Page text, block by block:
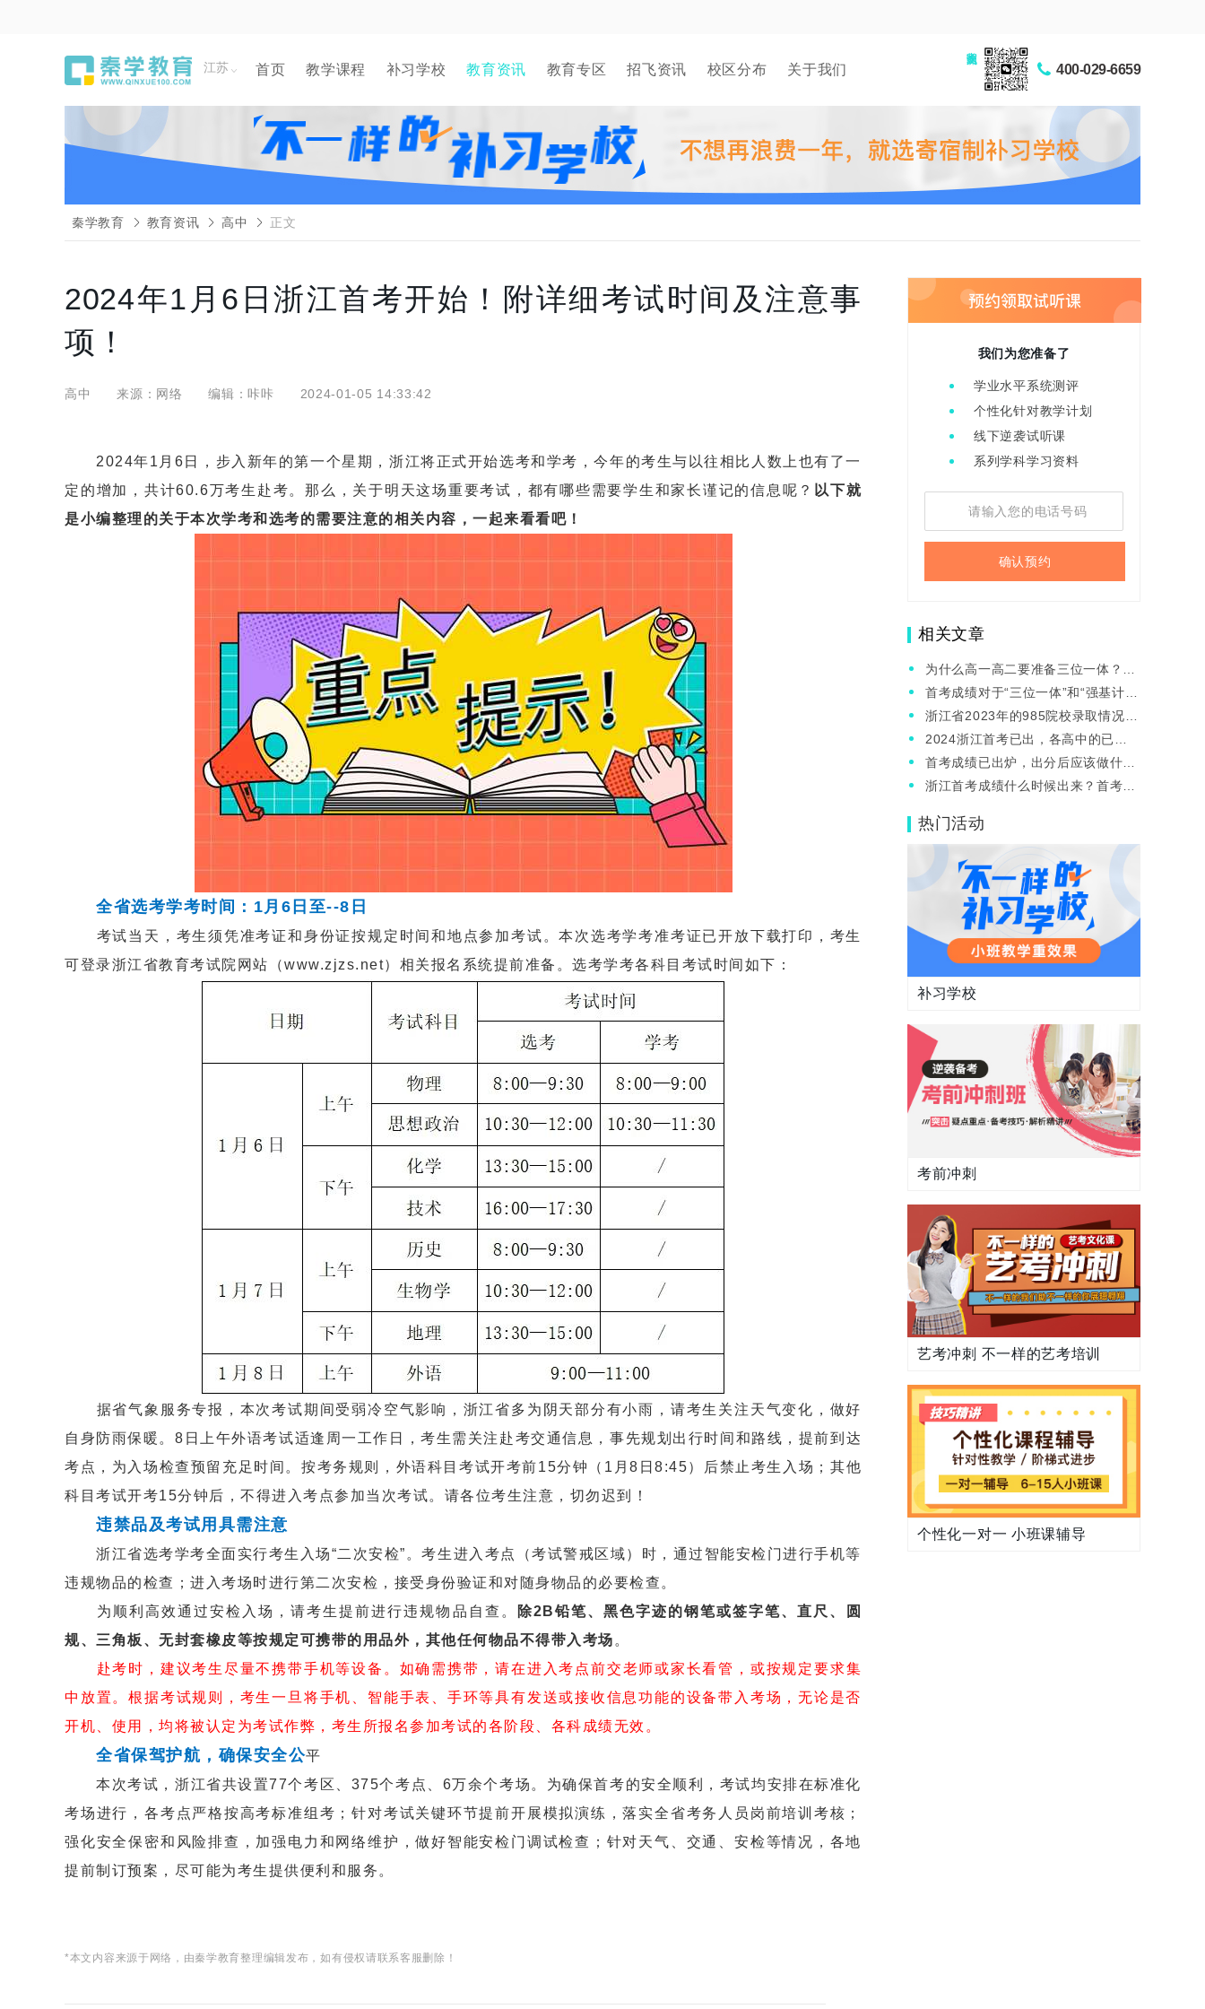
江苏 首页 教学课程 补习学校 教育资讯 教育专区 招飞资讯 校区分布 关于我们 400-029-6659
秦学教育 教育资讯 高中 正文
2024年1月6日浙江首考开始！附详细考试时间及注意事
项！
高中 来源：网络 编辑：咔咔 2024-01-05 14:33:42
2024年1月6日，步入新年的第一个星期，浙江将正式开始选考和学考，今年的考生与以往相比人数上也有了一
定的增加，共计60.6万考生赴考。那么，关于明天这场重要考试，都有哪些需要学生和家长谨记的信息呢？ 以下就
是小编整理的关于本次学考和选考的需要注意的相关内容，一起来看看吧！
全省选考学考时间：1月6日至--8日
考试当天，考生须凭准考证和身份证按规定时间和地点参加考试。本次选考学考准考证已开放下载打印，考生
可登录浙江省教育考试院网站（www.zjzs.net）相关报名系统提前准备。选考学考各科目考试时间如下：
据省气象服务专报，本次考试期间受弱冷空气影响，浙江省多为阴天部分有小雨，请考生关注天气变化，做好
自身防雨保暖。8日上午外语考试适逢周一工作日，考生需关注赴考交通信息，事先规划出行时间和路线，提前到达
考点，为入场检查预留充足时间。按考务规则，外语科目考试开考前15分钟（1月8日8:45）后禁止考生入场；其他
科目考试开考15分钟后，不得进入考点参加当次考试。请各位考生注意，切勿迟到！
违禁品及考试用具需注意
浙江省选考学考全面实行考生入场“二次安检”。考生进入考点（考试警戒区域）时，通过智能安检门进行手机等
违规物品的检查；进入考场时进行第二次安检，接受身份验证和对随身物品的必要检查。
为顺利高效通过安检入场，请考生提前进行违规物品自查。
除2B铅笔、黑色字迹的钢笔或签字笔、直尺、圆
规、三角板、无封套橡皮等按规定可携带的用品外，其他任何物品不得带入考场 。
赴考时，建议考生尽量不携带手机等设备。如确需携带，请在进入考点前交老师或家长看管，或按规定要求集
中放置。根据考试规则，考生一旦将手机、智能手表、手环等具有发送或接收信息功能的设备带入考场，无论是否
开机、使用，均将被认定为考试作弊，考生所报名参加考试的各阶段、各科成绩无效。
全省保驾护航，确保安全公平
本次考试，浙江省共设置77个考区、375个考点、6万余个考场。为确保首考的安全顺利，考试均安排在标准化
考场进行，各考点严格按高考标准组考；针对考试关键环节提前开展模拟演练，落实全省考务人员岗前培训考核；
强化安全保密和风险排查，加强电力和网络维护，做好智能安检门调试检查；针对天气、交通、安检等情况，各地
提前制订预案，尽可能为考生提供便利和服务。
*本文内容来源于网络，由秦学教育整理编辑发布，如有侵权请联系客服删除！
我们为您准备了
学业水平系统测评
个性化针对教学计划
线下逆袭试听课
系列学科学习资料
确认预约
相关文章
为什么高一高二要准备三位一体？浙
江的学考时间是怎么安排的？
首考成绩对于“三位一体”和“强基计
划”有什么用处？
浙江省2023年的985院校录取情况怎
么样？首考成绩的影响大吗？
2024浙江首考已出，各高中的已知
高分都是多少？
首考成绩已出炉，出分后应该做什
么？有哪些重点内容需要关注？
浙江首考成绩什么时候出来？首考成
热门活动
补习学校
考前冲刺
艺考冲刺 不一样的艺考培训
个性化一对一 小班课辅导